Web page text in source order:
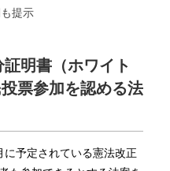
提示
明書（ホワイト
票参加を認める法
に予定されている憲法改正